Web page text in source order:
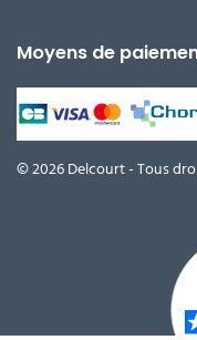
Moyens de
© 2026 Delcourt - Tous